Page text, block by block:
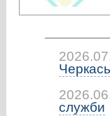
служби